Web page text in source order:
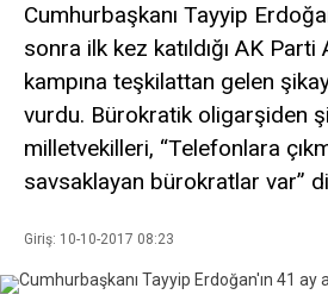
Cumhurbaşkanı Tayyip
sonra ilk kez katıldığı AK
kampına teşkilattan gelen
vurdu. Bürokratik oligarşiden
milletvekilleri, “Telefonlara
savsaklayan bürokratlar var”
Giriş: 10-10-2017 08:23